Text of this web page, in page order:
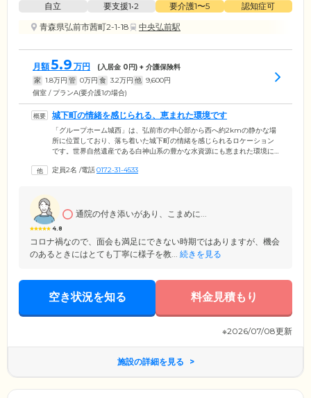
自立 要支援1•2 要介護1〜5
認知症可
青森県弘前市茜町2-1-18
中央弘前駅
月額5.9 万円 (入居金 0円) + 介護保険料
家 1.8万円 管 0万円 食 3.2万円 他 9,600円
個室 / プランA(要介護1の場合)
城下町の情緒を感じられる、恵まれた環境です
「グループホーム城西」は、弘前市の中心部から西へ約2kmの静かな場
所に位置しており、落ち着いた城下町の情緒を感じられるロケーション
です。世界自然遺産である白神山系の豊かな水資源にも恵まれた環境に
感じることができる場所です。「グループホーム城西」では、この素晴
トを行っています。
定員2名 /電話0172-31-4533
4.8
通院の付き添いがあり、こまめに...
コロナ禍なので、面会も満足にできない時期ではありますが、機会
のあるときにはとても丁寧に様子を教... 続きを見る
空き状況を知る 料金見積もり
※2026/07/08更新
施設の詳細を見る